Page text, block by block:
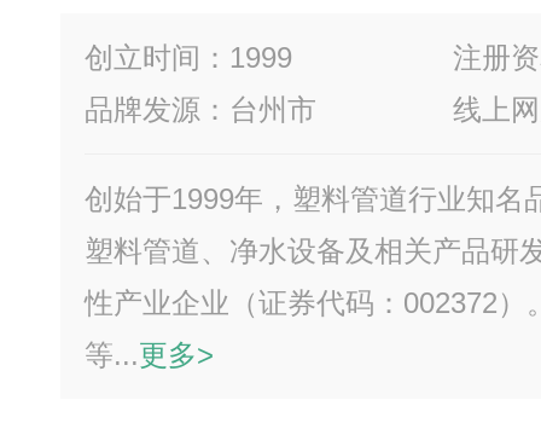
创立时间：1999
注册
品牌发源：台州市
线上
创始于1999年，塑料管道行业知名
塑料管道、净水设备及相关产品研
性产业企业（证券代码：002372）
等...更多>